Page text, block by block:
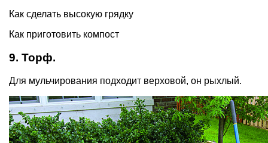
Как сделать высокую грядку
Как приготовить компост
9. Торф.
Для мульчирования подходит верховой, он рыхлый.